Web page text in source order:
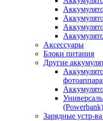
Аксессуары
Блоки питания
Другие
(Powerbank)
Зарядные устр-